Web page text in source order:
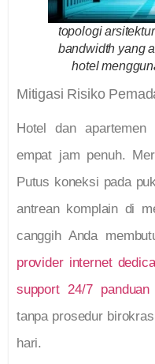
topologi
bandwidth yang
hotel
Mitigasi Risiko
Hotel dan
empat jam penuh.
Putus koneksi pada
antrean komplain di
canggih Anda
provider internet
support 24/7
tanpa prosedur
hari.